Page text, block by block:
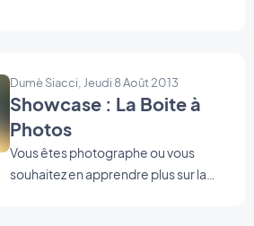
Dumè Siacci, Jeudi 8 Août 2013
Showcase : La Boite à
Photos
Vous êtes photographe ou vous
souhaitez en apprendre plus sur la